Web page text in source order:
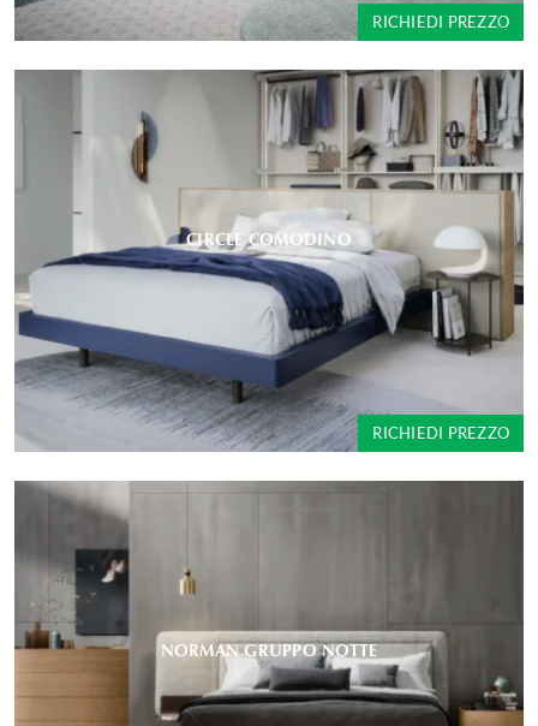
RICHIEDI PREZZO
CIRCLE COMODINO
RICHIEDI PREZZO
NORMAN GRUPPO NOTTE